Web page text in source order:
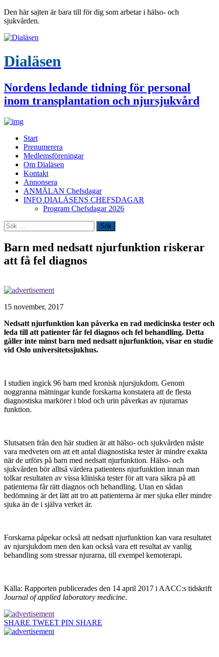
Den här sajten är bara till för dig som arbetar i hälso- och
sjukvården.
Dialäsen
Nordens ledande tidning för personal
inom transplantation och njursjukvård
Start
Prenumerera
Medlemsföreningar
Om Dialäsen
Kontakt
Annonsera
ANMÄLAN Chefsdagar
INFO DIALÄSENS CHEFSDAGAR
Program Chefsdagar 2026
Sök
efter:
Barn med nedsatt njurfunktion riskerar
att få fel diagnos
15 november, 2017
Nedsatt njurfunktion kan påverka en rad medicinska tester och
leda till att patienter får fel diagnos och fel behandling. Detta
gäller inte minst barn med nedsatt njurfunktion, visar en studie
vid Oslo universitetssjukhus.
I studien ingick 96 barn med kronisk njursjukdom. Genom
noggranna mätningar kunde forskarna konstatera att de flesta
diagnostiska markörer i blod och urin påverkas av njurarnas
funktion.
Slutsatsen från den här studien är att hälso- och sjukvården måste
vara medveten om att ett antal diagnostiska tester är mindre exakta
när de utförs på barn med nedsatt njurfunktion. Hälso- och
sjukvården bör alltså värdera patientens njurfunktion innan man
tolkar resultaten av vissa kliniska tester för att vara säkra på att
patienterna får rätt diagnos och behandling. Utan en sådan
bedömning är det lätt att tro att patienterna är mer sjuka eller mindre
sjuka än de i själva verket är.
Forskarna påpekar också att nedsatt njurfunktion kan vara resultatet
av njursjukdom men den kan också vara ett resultat av vanlig
behandling som stressar njurarna, till exempel kemoterapi.
Källa: Rapporten publicerades den 14 april 2017 i AACC:s tidskrift
Journal of applied laboratory medicine.
SHARE TWEET PIN SHARE